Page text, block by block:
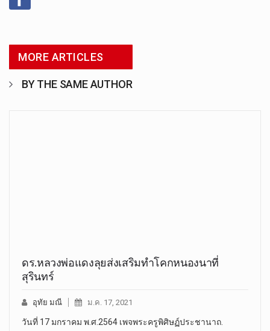
MORE ARTICLES
BY THE SAME AUTHOR
ดร.หลวงพ่อแดงลุยส่งเสริมทำโคกหนองนาที่
สุรินทร์
อุทัย มณี ม.ค. 17, 2021
วันที่ 17 มกราคม พ.ศ.2564 เพจพระครูพิศิษฏ์ประชานาถ.